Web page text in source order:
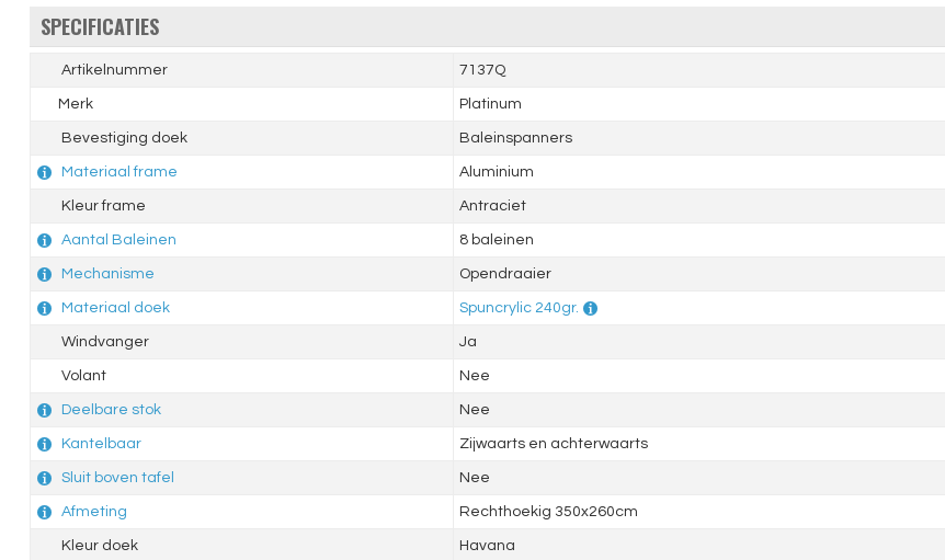
SPECIFICATIES
Artikelnummer 7137Q
Merk Platinum
Bevestiging doek Baleinspanners
Materiaal frame Aluminium
Kleur frame Antraciet
Aantal Baleinen 8 baleinen
Mechanisme Opendraaier
Materiaal doek Spuncrylic 240gr.
Windvanger Ja
Volant Nee
Deelbare stok Nee
Kantelbaar Zijwaarts en achterwaarts
Sluit boven tafel Nee
Afmeting Rechthoekig 350x260cm
Kleur doek Havana